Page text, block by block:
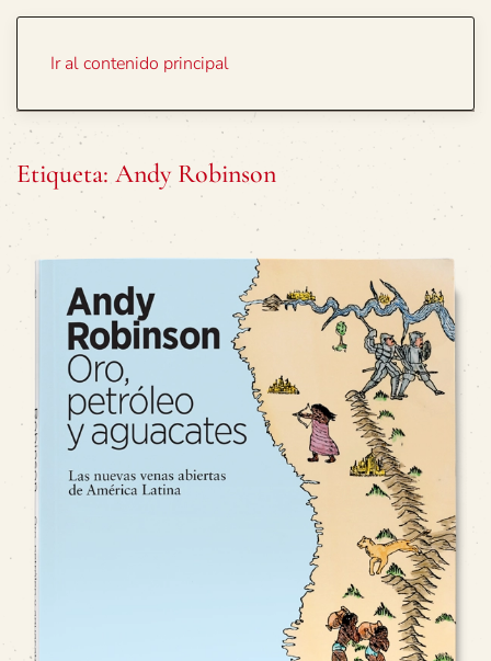
Ir al contenido principal
Etiqueta: Andy Robinson